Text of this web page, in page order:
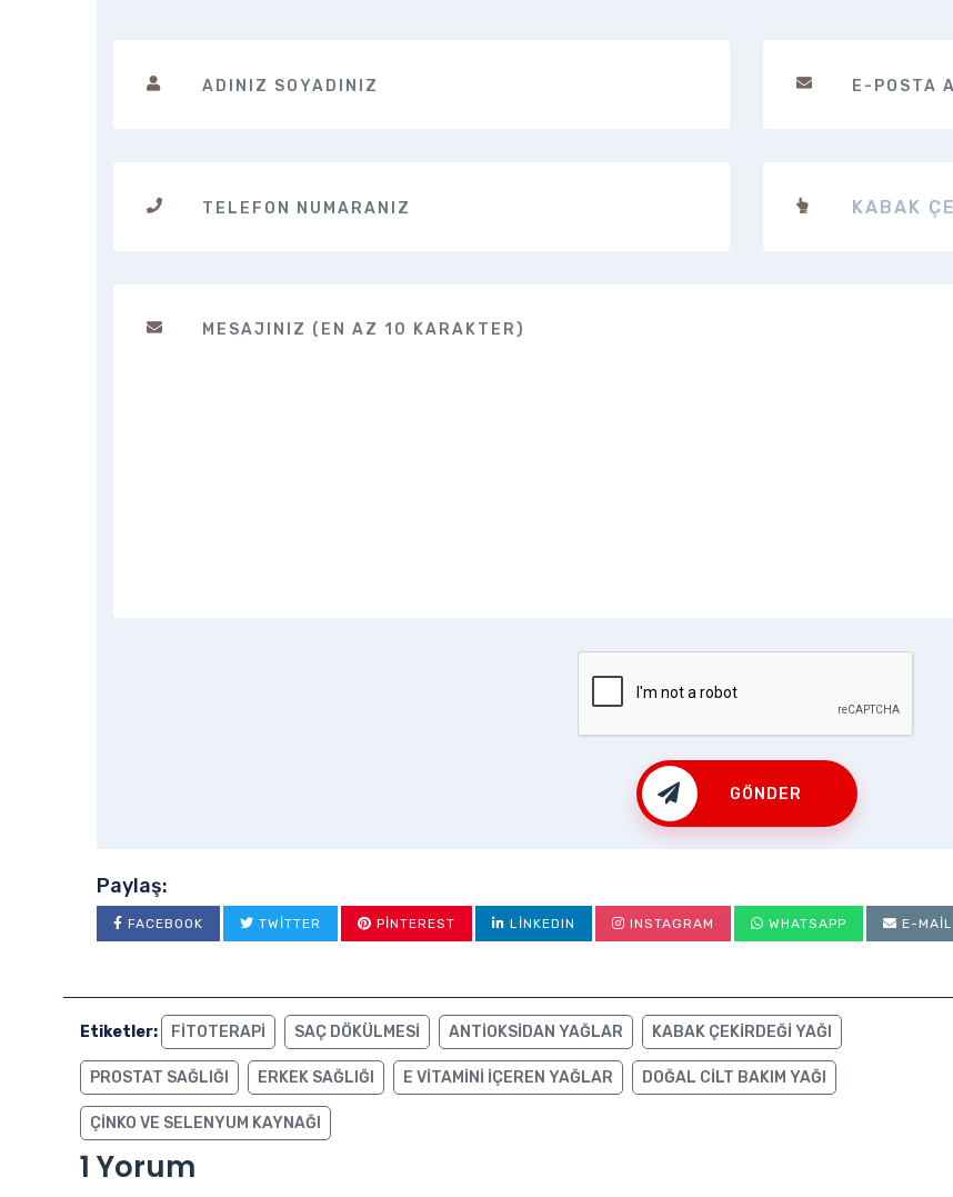
GÖNDER
Paylaş:
FACEBOOK TWITTER PINTEREST LINKEDIN INSTAGRAM WHATSAPP E-MAIL
Etiketler: FITOTERAPI SAÇ DÖKÜLMESI ANTIOKSIDAN YAĞLAR KABAK ÇEKIRDEĞI YAĞI
PROSTAT SAĞLIĞI ERKEK SAĞLIĞI E VITAMINI IÇEREN YAĞLAR DOĞAL CILT BAKIM YAĞI
ÇINKO VE SELENYUM KAYNAĞI
1 Yorum